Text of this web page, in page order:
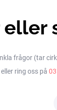
eller
frågor (tar
eller ring oss på